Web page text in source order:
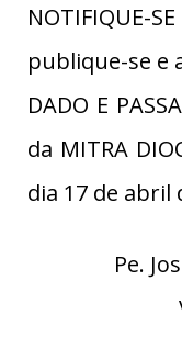
publique-se e
DADO E
da MITRA
dia 17 de abril
Pe.